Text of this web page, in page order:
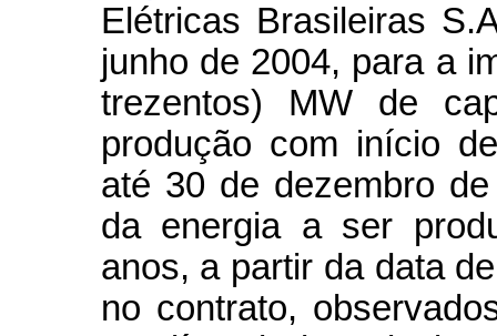
Elétricas Brasileiras
junho de 2004, para a
trezentos) MW de
produção com início
até 30 de dezembro
da energia a ser
anos, a partir da data
no contrato,